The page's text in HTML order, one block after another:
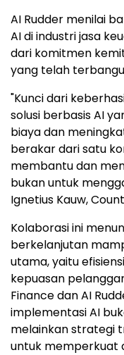
AI Rudder menilai
AI di industri jasa
dari komitmen
yang telah
"Kunci dari
solusi berbasis AI
biaya dan
berakar dari satu
membantu dan
bukan untuk
Ignetius Kauw,
Kolaborasi ini
berkelanjutan
utama, yaitu
kepuasan
Finance dan AI
implementasi AI
melainkan strategi
untuk memperkuat